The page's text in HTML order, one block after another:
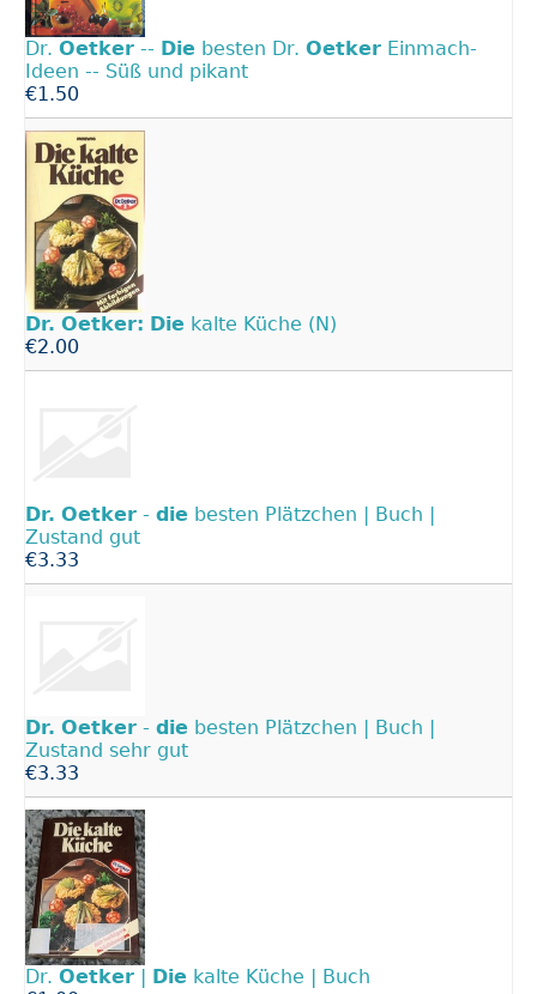
Dr. Oetker -- Die besten Dr. Oetker Einmach-
Ideen -- Süß und pikant
€1.50
Dr. Oetker: Die kalte Küche (N)
€2.00
Dr. Oetker - die besten Plätzchen | Buch |
Zustand gut
€3.33
Dr. Oetker - die besten Plätzchen | Buch |
Zustand sehr gut
€3.33
Dr. Oetker Die kalte Küche | Buch